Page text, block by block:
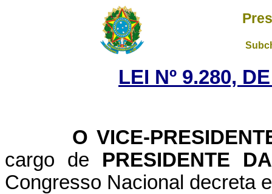
LEI Nº 9.280,
O VICE-
cargo de PRESIDENTE
Congresso Nacional decreta